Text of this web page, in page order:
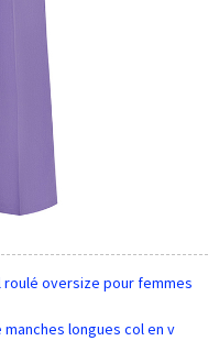
roulé oversize pour femmes
longues col en v